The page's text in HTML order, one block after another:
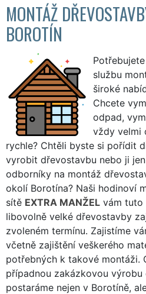
MONTÁŽ
BOROTÍN
službu
široké
Chcete
odpad,
vždy velmi
rychle? Chtěli byste si pořídit
vyrobit dřevostavbu nebo ji
odborníky na montáž
okolí Borotína? Naši hodinoví
sítě EXTRA MANŽEL vám tuto
libovolně velké dřevostavby
zvoleném termínu. Zajistíme
včetně zajištění veškerého
potřebných k takové montáži.
případnou zakázkovou
postaráme nejen v Borotíně,